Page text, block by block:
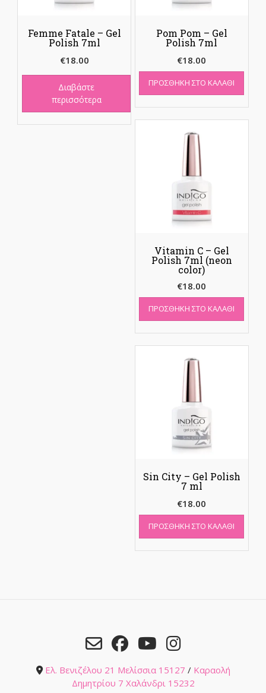
Femme Fatale – Gel
Polish 7ml
€18.00
Διαβάστε
περισσότερα
Pom Pom – Gel
Polish 7ml
€18.00
ΠΡΟΣΘΉΚΗ ΣΤΟ ΚΑΛΆΘΙ
Vitamin C – Gel
Polish 7ml (neon
color)
€18.00
ΠΡΟΣΘΉΚΗ ΣΤΟ ΚΑΛΆΘΙ
Sin City – Gel Polish
7 ml
€18.00
ΠΡΟΣΘΉΚΗ ΣΤΟ ΚΑΛΆΘΙ
Ελ. Βενιζέλου 21 Μελίσσια 15127 / Καραολή
Δημητρίου 7 Χαλάνδρι 15232